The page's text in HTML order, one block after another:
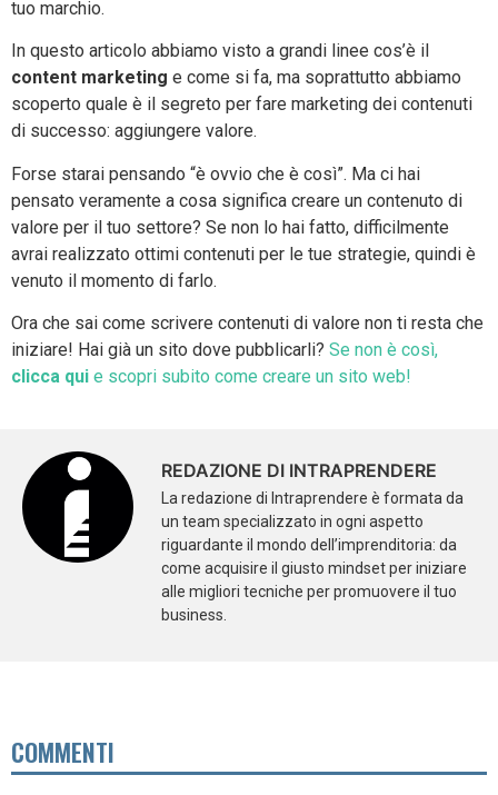
tuo marchio.
In questo articolo abbiamo visto a grandi linee cos’è il
content marketing e come si fa, ma soprattutto abbiamo
scoperto quale è il segreto per fare marketing dei contenuti
di successo: aggiungere valore.
Forse starai pensando “è ovvio che è così”. Ma ci hai
pensato veramente a cosa significa creare un contenuto di
valore per il tuo settore? Se non lo hai fatto, difficilmente
avrai realizzato ottimi contenuti per le tue strategie, quindi è
venuto il momento di farlo.
Ora che sai come scrivere contenuti di valore non ti resta che
iniziare! Hai già un sito dove pubblicarli? Se non è così,
clicca qui e scopri subito come creare un sito web!
REDAZIONE DI INTRAPRENDERE
La redazione di Intraprendere è formata da
un team specializzato in ogni aspetto
riguardante il mondo dell’imprenditoria: da
come acquisire il giusto mindset per iniziare
alle migliori tecniche per promuovere il tuo
business.
COMMENTI